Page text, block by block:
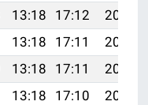
13:18 17:12
20:28
13:18 17:11
20:27
13:18 17:11
20:26
13:18 17:10
20:24